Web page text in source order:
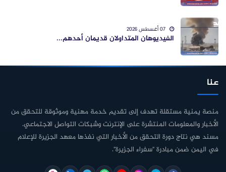
الفيديوهان المتداولان قديمان أحدهم...
عنا
منصة يمنية مستقلة تهدف إلى تقديم خدمة مهنية وموثوقة للتحقق من
الأخبار والمعلومات المنتشرة على الإنترنت وشبكات التواصل الاجتماعي.
مسند هي نتاج دورة التحقق من الأخبار التي نفذها معهد الجزيرة للإعلام
في اليمن ضمن مبادرة "سفراء الجزيرة".